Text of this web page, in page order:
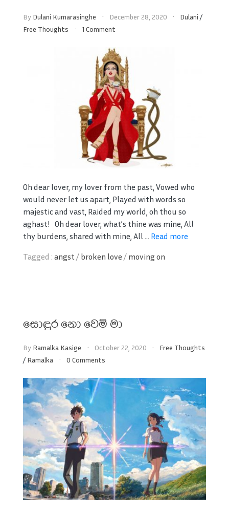
By Dulani Kumarasinghe December 28, 2020 Dulani /
Free Thoughts
1 Comment
Oh dear lover, my lover from the past, Vowed who
would never let us apart, Played with words so
majestic and vast, Raided my world, oh thou so
aghast! Oh dear lover, what’s thine was mine, All
thy burdens, shared with mine, All ... Read more
Tagged : angst / broken love / moving on
සොඳුර නො වෙමි මා
By Ramalka Kasige October 22, 2020
Free Thoughts
/ Ramalka 0 Comments